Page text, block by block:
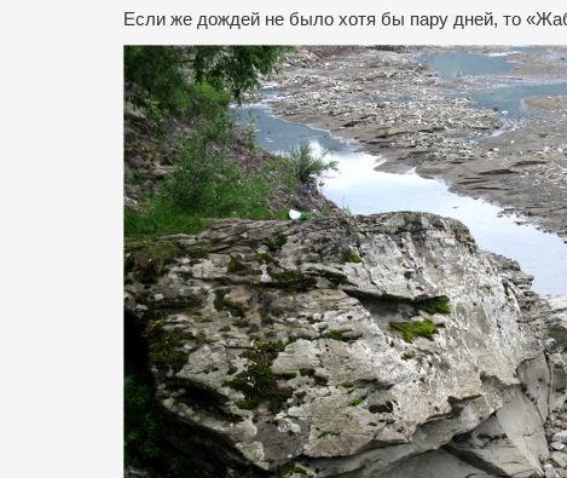
Если же дождей не было хотя бы пару дней, то